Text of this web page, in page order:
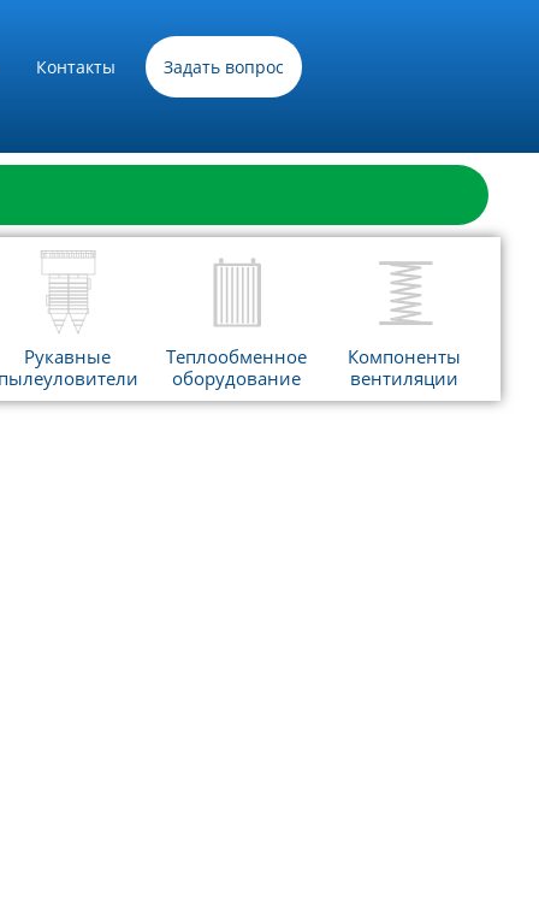
Контакты Задать вопрос
Рукавные
пылеуловители
Теплообменное
оборудование
Компоненты
вентиляции